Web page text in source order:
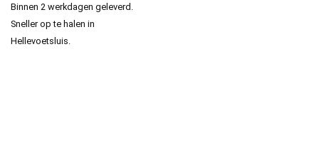
Binnen 2 werkdagen geleverd.
Sneller op te halen in
Hellevoetsluis.